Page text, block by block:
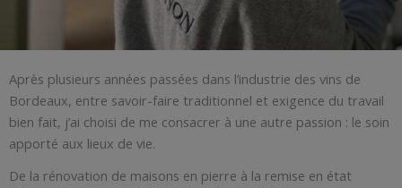
Après plusieurs années passées dans l’industrie des vins de
Bordeaux, entre savoir-faire traditionnel et exigence du travail
bien fait, j’ai choisi de me consacrer à une autre passion : le soin
apporté aux lieux de vie.
De la rénovation de maisons en pierre à la remise en état